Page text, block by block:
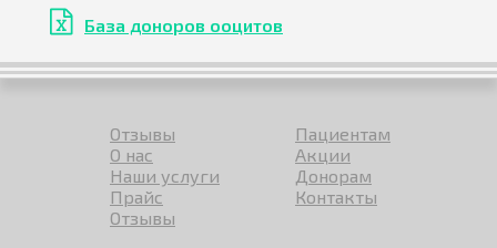
База доноров ооцитов
Отзывы
О нас
Наши услуги
Прайс
Отзывы
Пациентам
Акции
Донорам
Контакты